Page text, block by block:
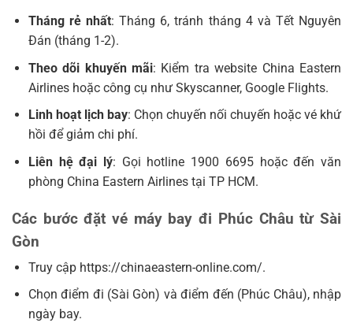
Tháng rẻ nhất: Tháng 6, tránh tháng 4 và Tết Nguyên
Đán (tháng 1-2).
Theo dõi khuyến mãi: Kiểm tra website China Eastern
Airlines hoặc công cụ như Skyscanner, Google Flights.
Linh hoạt lịch bay: Chọn chuyến nối chuyến hoặc vé khứ
hồi để giảm chi phí.
Liên hệ đại lý: Gọi hotline 1900 6695 hoặc đến văn
phòng China Eastern Airlines tại TP HCM.
Các bước đặt vé máy bay đi Phúc Châu từ Sài
Gòn
Truy cập https://chinaeastern-online.com/.
Chọn điểm đi (Sài Gòn) và điểm đến (Phúc Châu), nhập
ngày bay.